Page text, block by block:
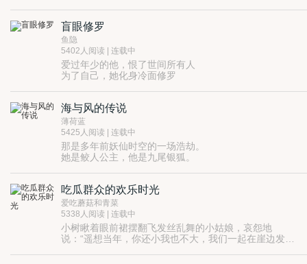
身旁。
愿君安，共赏庭前雪，共渡苦情海，共赴人间宴。」
盲眼修罗
鱼隐
5402人阅读 | 连载中
爱过年少的他，恨了世间所有人
为了自己，她化身冷面修罗
直至某天，出现了一个人
海与风的传说
薄荷蓝
5425人阅读 | 连载中
那是多年前妖仙时空的一场浩劫。
她是鲛人公主，他是九尾银狐。
气候变暖，海平面上升。
妖仙的纷争，海洋与大陆的领地，人类导致的气候恶化
与地球的命运。
他与她，该做何选择？
吃瓜群众的欢乐时光
爱吃蘑菇和青菜
5338人阅读 | 连载中
小树瞅着眼前裙摆翻飞发丝乱舞的小姑娘，哀怨地
说：“遥想当年，你还小我也不大，我们一起在崖边发呆